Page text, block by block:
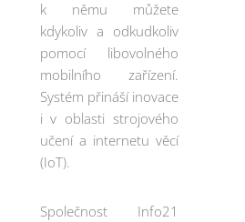
k němu můžete
kdykoliv a odkudkoliv
pomocí libovolného
mobilního zařízení.
Systém přináší inovace
i v oblasti strojového
učení a internetu věcí
(IoT).
Společnost Info21